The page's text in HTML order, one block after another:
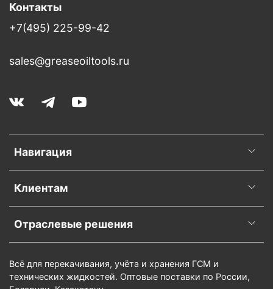
Навигация
Клиентам
Отраслевые решения
Контакты
+7(495) 225-99-42
sales@greaseoiltools.ru
Всё для перекачивания, учёта и хранения ГСМ и
технических жидкостей. Оптовые поставки по России,